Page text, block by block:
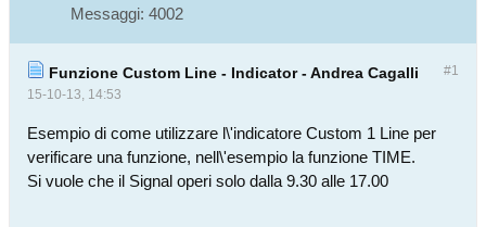
Messaggi: 4002
#1
Funzione Custom Line - Indicator - Andrea Cagalli
15-10-13, 14:53
Esempio di come utilizzare l\'indicatore Custom 1 Line per
verificare una funzione, nell\'esempio la funzione TIME.
Si vuole che il Signal operi solo dalla 9.30 alle 17.00